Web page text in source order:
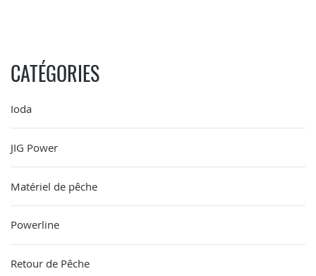
CATÉGORIES
Ioda
JIG Power
Matériel de pêche
Powerline
Retour de Pêche